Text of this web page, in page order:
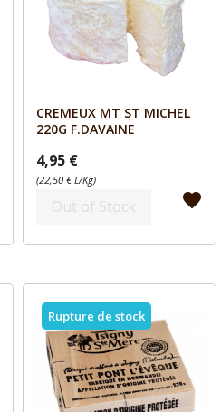
Aperçu
CREMEUX MT ST MICHEL
220G F.DAVAINE
4,95 €
(22,50 € L/Kg)
Out of Stock favorite
Rupture de stock